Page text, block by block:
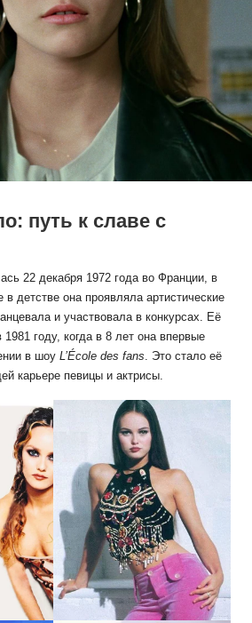
путь к славе с
22 декабря 1972 года во Франции, в
детстве она проявляла артистические
и участвовала в конкурсах. Её
году, когда в 8 лет она впервые
в шоу L’École des fans. Это стало её
карьере певицы и актрисы.